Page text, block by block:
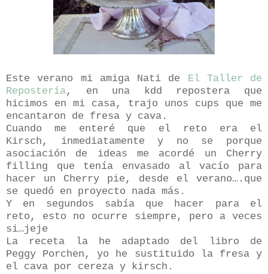
Este verano mi amiga Nati de El Taller de
Repostería, en una kdd repostera que
hicimos en mi casa, trajo unos cups que me
encantaron de fresa y cava.
Cuando me enteré que el reto era el
Kirsch, inmediatamente y no se porque
asociación de ideas me acordé un Cherry
filling que tenía envasado al vacío para
hacer un Cherry pie, desde el verano….que
se quedó en proyecto nada más.
Y en segundos sabía que hacer para el
reto, esto no ocurre siempre, pero a veces
si…jeje
La receta la he adaptado del libro de
Peggy Porchen, yo he sustituido la fresa y
el cava por cereza y kirsch.